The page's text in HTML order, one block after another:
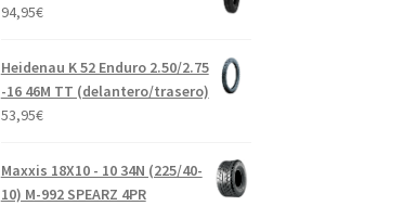
94,95€
Heidenau K 52 Enduro 2.50/2.75
-16 46M TT (delantero/trasero)
53,95€
Maxxis 18X10 - 10 34N (225/40-
10) M-992 SPEARZ 4PR